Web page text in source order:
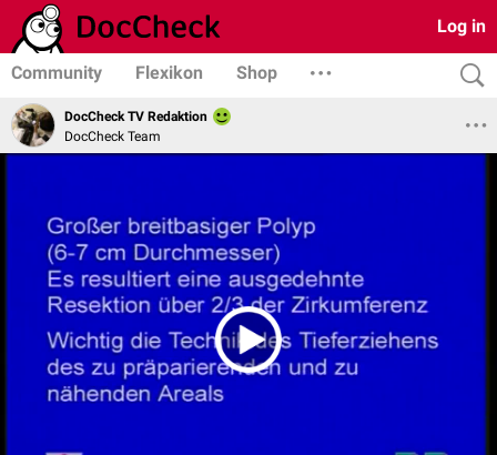
Log in
Community Flexikon Shop
DocCheck TV Redaktion
DocCheck Team